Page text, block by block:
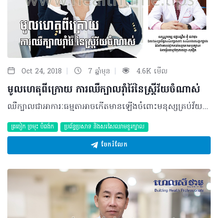
Oct 24, 2018 | 7 ឆ្នាំមុន | 4.6K មើល
មូលហេតុពីក្រោយ ការឈឺក្បាលរ៉ាំរ៉ៃនៃស្ត្រីវ័យចំណាស់
ឈឺក្បាលជាអាការៈធម្មតាអាចកើតមានឡើងចំពោះមនុស្សគ្រប់វ័យនៅពេលគិតច្រើន ប៉ុន្តែប្រសិនបើកើតចំពោះស្ត្រីវ័យចំណាស់ជាប្រចាំវិញនោះ វាអាចជាសញ្ញានៃផលប៉ះពាល់ធ្ងន់ធ្ងរមួយចំនួន ដែលតម្រូវឲ្យមានការព្យាបាលជាមួយវេជ្ជបណ្ឌិតឯកទេស។ សំណួរ ៖ ម្តាយរបស់ខ្ញុំមានអាយុ ៤៧ឆ្នាំ កម្ពស់១.៥៧ម៉ែត្រ ទម្ងន់ ៥៣គីឡូក្រាម និងមានមុខរបរជាមេផ្ទះ។ គាត់មានបញ្ហាសុខភាព ដោយគិតច្រើន ភ័យរន្ធត់ មានអារម្មណ៍ឈឺក្បាល ហើយគាត់មានជំងឺទាក់ទងនឹងសរសៃឈាមបេះដូងដែលអាការៈនេះកើតឡើងអស់រយៈពេល ៤ ទៅ៥ឆ្នាំទៅហើយ។ តើធ្វើដូចម្តេចទើបម្តាយរបស់ខ្ញុំអាចបាត់ឈឺក្បាល? ចម្លើយ ៖ ប្រហែលជាម្តាយរបស់ប្អូនមានការគិត និងព្រួយបារម្ភច្រើនលើជំងឺបេះដូងរបស់គាត់ និងដោយសារគាត់ជាមេផ្ទះផងនោះគាត់អាចមានបញ្ហាស្មុគស្មាញខ្លះ ដែលនាំឲ្យគាត់មានការឈឺក្បាលរ៉ាំរ៉ៃ ដោយសារការគិតរបស់គាត់។ ករណីនេះ គាត់គួរតែពិនិត្យ និងពិភាក្សាជាមួយវេជ្ជបណ្ឌិត ជំនាញប្រព័ន្ធសរសៃប្រសាទខួរក្បាលឲ្យបានច្បាស់លាស់ ព្រោះនេះជាជំងឺរ៉ាំរ៉ៃជាប់ទាក់ទង នឹងខួរក្បាល ឬមួយជំងឺបេះដូង ដើម្បីឲ្យគាត់ធូរស្រាលចិត្ត និងទទួលការព្យាបាលឲ្យត្រឹមត្រូវ នោះទើបការឈឺក្បាលរបស់គាត់អាចនឹងប្រសើរឡើង។ បកស្រាយដោយ ៖​ សាស្ត្រាចារ្យ វេជ្ជបណ្ឌិត ជុំ ណាវុធ ឯកទេសប្រព័ន្ធសរសៃប្រសាទ សរសៃឈាមខួរក្បាល និងជានាយផ្នែកសរសៃប្រសាទខួរក្បាល នៃមន្ទីរពេទ្យមិត្តភាពខ្មែរ-សូវៀត ©2018 រក្សាសិទ្ធិគ្រប់យ៉ាង​ដោយ Healthtime Corporation ចំពោះគ្រប់អត្ថបទដោយគ្មានផ្នែកណាមួយត្រូវបោះពុម្ពផ្សាយចូលប្រព័ន្ធអ៊ីនធឺណែត ឧបករណ៍អេឡិចត្រូនិក អាត់ជាសំឡេង ឬថតចំលងគ្រប់រូបភាពដោយគ្មានការអនុញ្ញាតឡើយ
ត្រចៀក ច្រមុះ បំពង់ក ប្រព័ន្ធប្រសាទ និងសរសៃឈាមខួរក្បាល
ចែករំលែក